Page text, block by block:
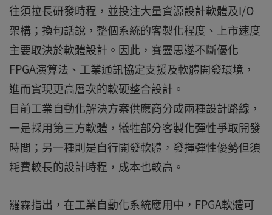
往須拉長研發時程，並投注大量資源設計軟體及I/O
架構；換句話說，整個系統的客製化程度、上市速度
主要取決於軟體設計。因此，賽靈思遂不斷優化
FPGA演算法、工業通訊協定支援及軟體開發環境，
進而實現更高層次的軟硬整合設計。
目前工業自動化解決方案供應商分成兩種設計路線，
一是採用第三方軟體，犧牲部分客製化彈性爭取開發
時間；另一種則是自行開發軟體，發揮彈性優勢但須
耗費較長的設計時程，成本也較高。
羅霖指出，在工業自動化系統應用中，FPGA軟體可